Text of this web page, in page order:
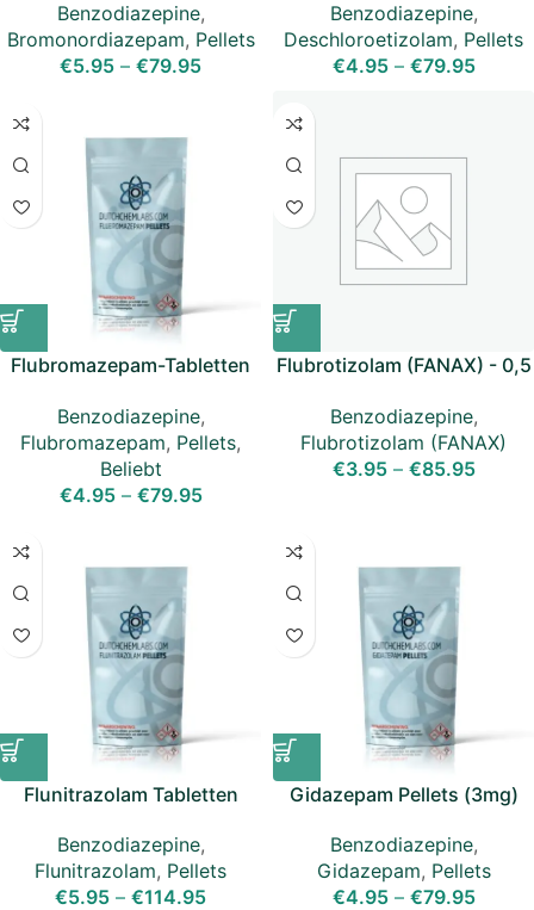
Benzodiazepine,
Bromonordiazepam, Pellets
€5.95 – €79.95
Benzodiazepine,
Deschloroetizolam, Pellets
€4.95 – €79.95
Flubromazepam-Tabletten
Benzodiazepine,
Flubromazepam, Pellets,
Beliebt
€4.95 – €79.95
Flubrotizolam (FANAX) - 0,5
Benzodiazepine,
Flubrotizolam (FANAX)
€3.95 – €85.95
Flunitrazolam Tabletten
Benzodiazepine,
Flunitrazolam, Pellets
€5.95 – €114.95
Gidazepam Pellets (3mg)
Benzodiazepine,
Gidazepam, Pellets
€4.95 – €79.95